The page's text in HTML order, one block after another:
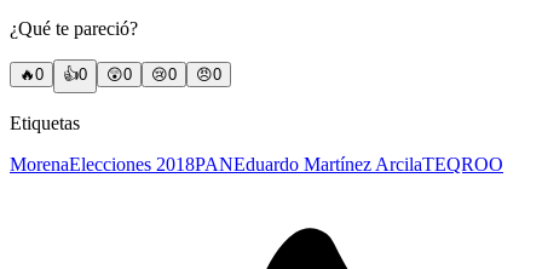
¿Qué te pareció?
🔥0 👍0 😲0 😢0 😠0
Etiquetas
MorenaElecciones 2018PANEduardo Martínez ArcilaTEQROO